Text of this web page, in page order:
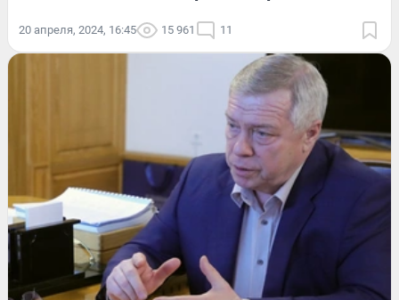
20 апреля, 2024, 16:45 15 961 11